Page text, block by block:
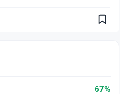
67%